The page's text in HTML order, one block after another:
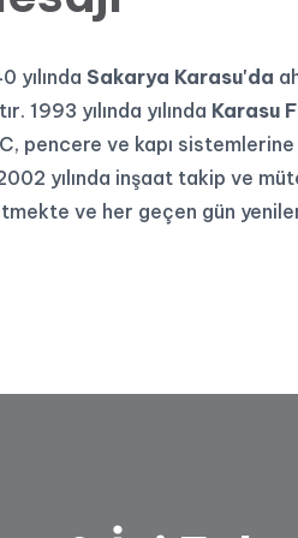
PVC
PVC
yılında Sakarya Karasu'da
1993 yılında yılında Karasu
pencere ve kapı
yılında inşaat takip ve
ve her geçen gün